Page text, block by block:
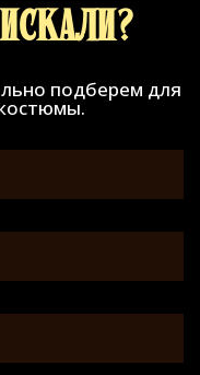
подберем для